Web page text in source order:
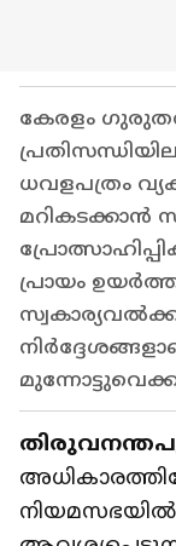
കേരളം
ധവളപത്രം
മറികടക്കാൻ
പ്രായം
നിയമസഭയില്‍